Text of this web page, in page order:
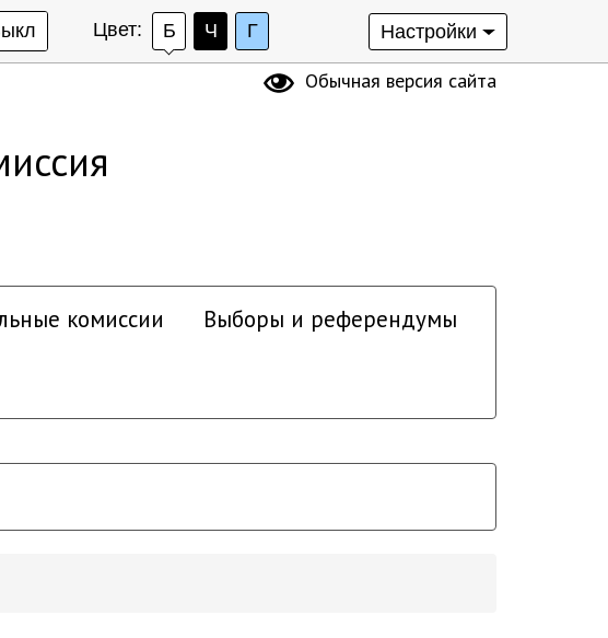
Цвет: Б Ч Г Настройки
Обычная версия сайта
комиссии Выборы и референдумы